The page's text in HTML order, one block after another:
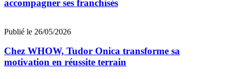
accompagner ses franchisés
Publié le 26/05/2026
Chez WHOW, Tudor Onica transforme sa
motivation en réussite terrain